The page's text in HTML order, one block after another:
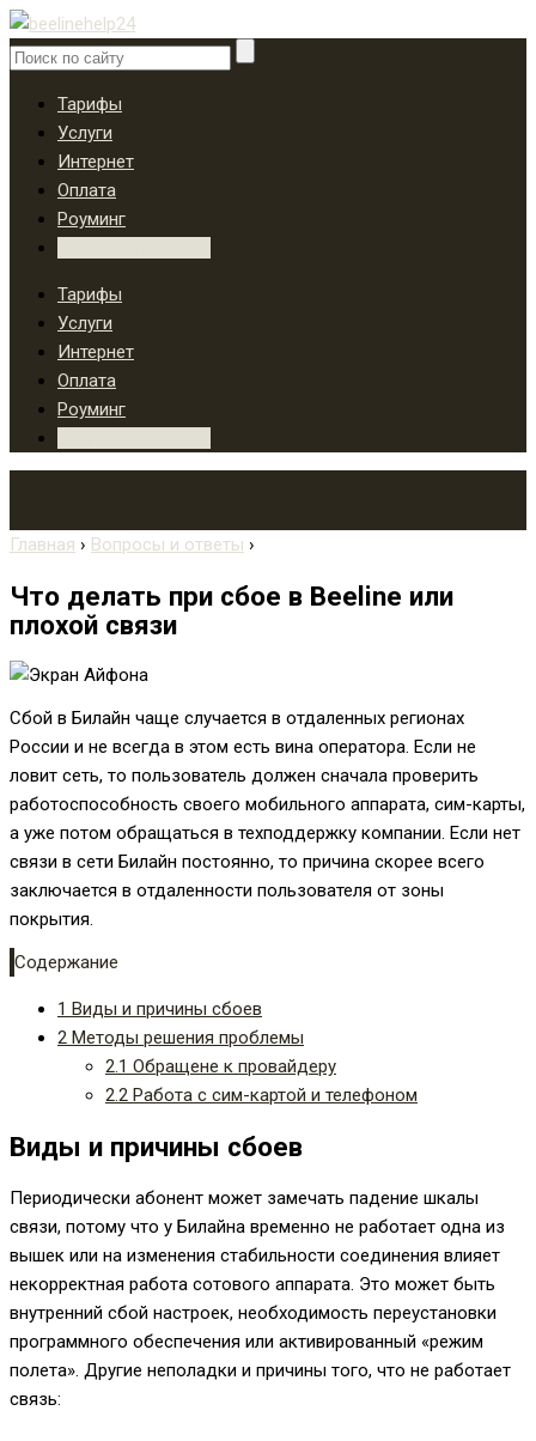
Тарифы
Услуги
Интернет
Оплата
Роуминг
Тарифы
Услуги
Интернет
Оплата
Роуминг
Главная › Вопросы и ответы ›
Что делать при сбое в Beeline или
плохой связи
Сбой в Билайн чаще случается в отдаленных регионах
России и не всегда в этом есть вина оператора. Если не
ловит сеть, то пользователь должен сначала проверить
работоспособность своего мобильного аппарата, сим-карты,
а уже потом обращаться в техподдержку компании. Если нет
связи в сети Билайн постоянно, то причина скорее всего
заключается в отдаленности пользователя от зоны
покрытия.
Содержание
1 Виды и причины сбоев
2 Методы решения проблемы
2.1 Обращене к провайдеру
2.2 Работа с сим-картой и телефоном
Виды и причины сбоев
Периодически абонент может замечать падение шкалы
связи, потому что у Билайна временно не работает одна из
вышек или на изменения стабильности соединения влияет
некорректная работа сотового аппарата. Это может быть
внутренний сбой настроек, необходимость переустановки
программного обеспечения или активированный «режим
полета». Другие неполадки и причины того, что не работает
связь: